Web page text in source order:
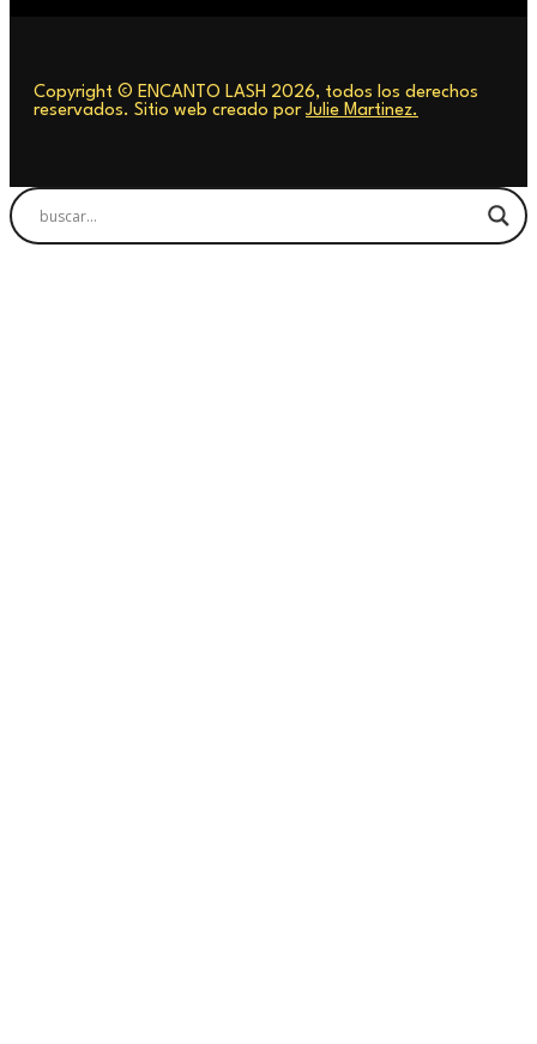
Copyright © ENCANTO LASH 2026, todos los derechos
reservados. Sitio web creado por Julie Martinez.